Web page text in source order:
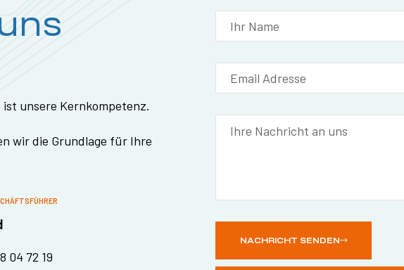
unsere Kernkompetenz.
wir die Grundlage für Ihre
04 72 19
NACHRICHT SENDEN